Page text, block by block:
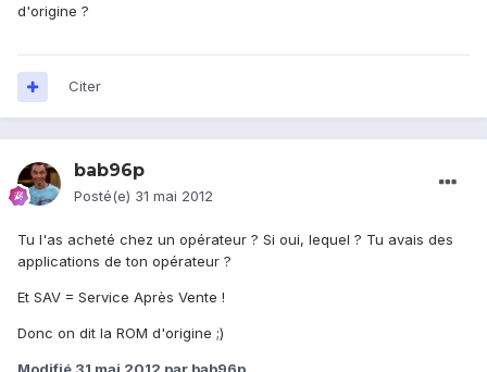
d'origine ?
Citer
bab96p
Posté(e) 31 mai 2012
Tu l'as acheté chez un opérateur ? Si oui, lequel ? Tu avais des
applications de ton opérateur ?
Et SAV = Service Après Vente !
Donc on dit la ROM d'origine ;)